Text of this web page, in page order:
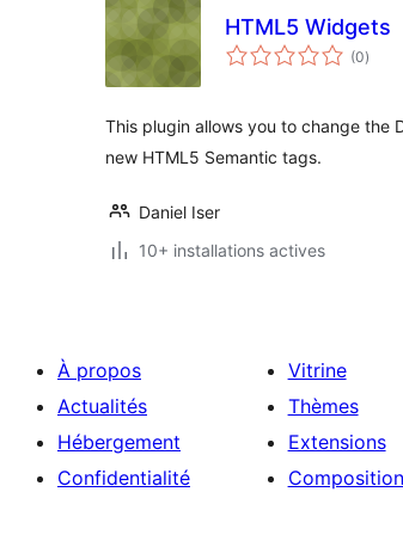
HTML5 Widgets
(0notes
en
)
This plugin allows you to change the
new HTML5 Semantic tags.
Daniel Iser
10+ installations actives
À propos
Actualités
Hébergement
Confidentialité
Vitrine
Thèmes
Extensions